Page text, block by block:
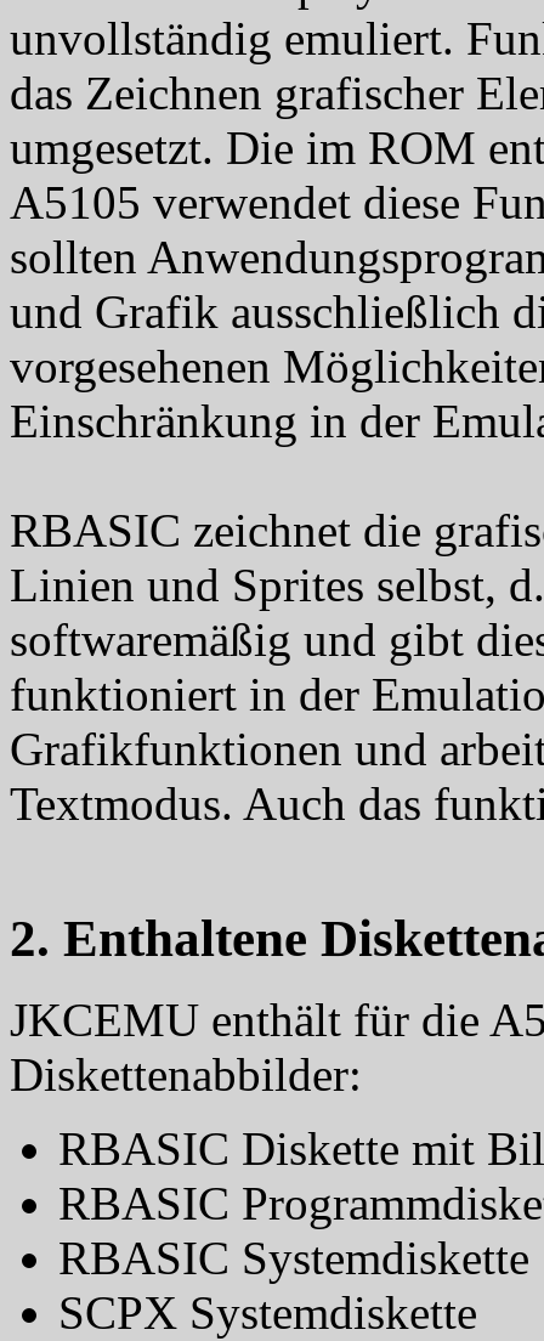
unvollständig emuliert.
das Zeichnen grafischer
umgesetzt. Die im ROM
A5105 verwendet diese
sollten
und Grafik ausschließlich
vorgesehenen
Einschränkung in der
RBASIC zeichnet die
Linien und Sprites selbst,
softwaremäßig und gibt
funktioniert in der
Grafikfunktionen und
Textmodus. Auch das
2. Enthaltene
JKCEMU enthält für die
Diskettenabbilder:
RBASIC Diskette mit
RBASIC
RBASIC Systemdiskette
SCPX Systemdiskette